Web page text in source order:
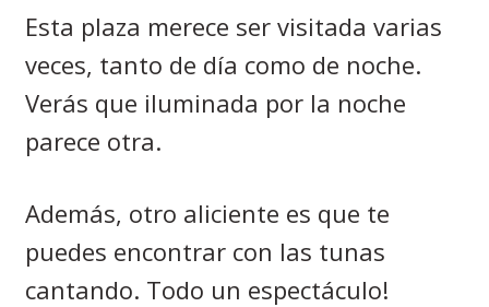
Esta plaza merece ser visitada varias
veces, tanto de día como de noche.
Verás que iluminada por la noche
parece otra.
Además, otro aliciente es que te
puedes encontrar con las tunas
cantando. Todo un espectáculo!